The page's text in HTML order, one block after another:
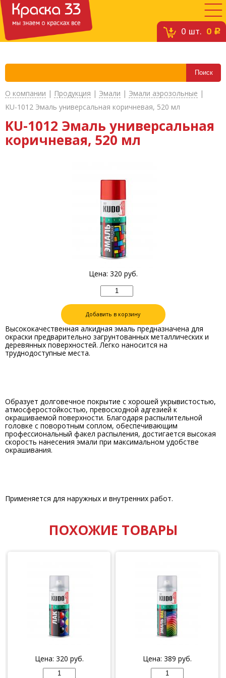
0 шт. 0 c
О компании | Продукция | Эмали | Эмали аэрозольные |
KU-1012 Эмаль универсальная коричневая, 520 мл
KU-1012 Эмаль универсальная
коричневая, 520 мл
Цена: 320 руб.
Добавить в корзину
Высококачественная алкидная эмаль предназначена для
окраски предварительно загрунтованных металлических и
деревянных поверхностей. Легко наносится на
труднодоступные места.
Образует долговечное покрытие с хорошей укрывистостью,
атмосферостойкостью, превосходной адгезией к
окрашиваемой поверхности. Благодаря распылительной
головке с поворотным соплом, обеспечивающим
профессиональный факел распыления, достигается высокая
скорость нанесения эмали при максимальном удобстве
окрашивания.
Применяется для наружных и внутренних работ.
ПОХОЖИЕ ТОВАРЫ
Цена: 320 руб. Цена: 389 руб.